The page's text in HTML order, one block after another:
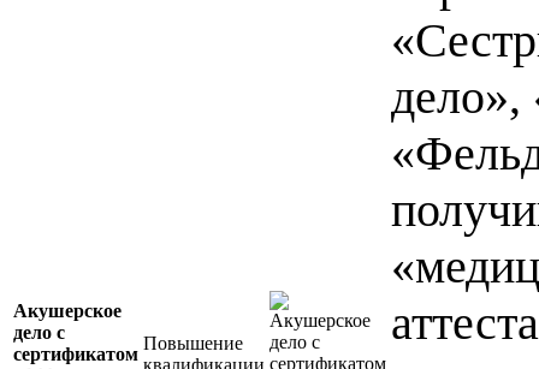
Акушерское
дело с
сертификатом
Повышение
квалификации
дело»,